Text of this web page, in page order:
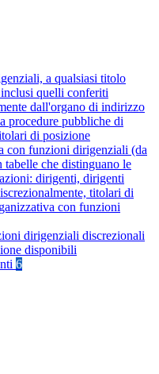
a qualsiasi titolo
quelli conferiti
dall'organo di indirizzo
procedure pubbliche di
di posizione
con funzioni dirigenziali (da
tabelle che distinguano le
dirigenti, dirigenti
titolari di
con funzioni
dirigenziali discrezionali
disponibili
6